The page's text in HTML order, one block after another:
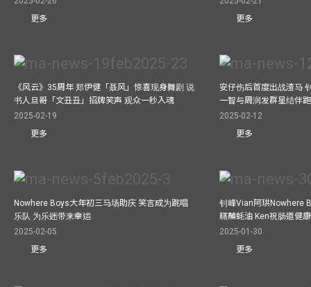
更多
更多
《风云》35周年 郑伊健「聂风」惊喜现身舞剧 说
书人旦哥「文丑丑」招牌笑声 观众一秒入魂
2025-02-19
更多
安仔伤后首度出战渣马
一智与周润发群星结伴
2025-02-12
更多
Nowhere Boys大年初三马场助庆 笑言成为跳唱
乐队 为乐迷带来幸运
2025-02-05
更多
钊峰Vian阿珙Nowhere
糕蘸蚝油 Ken祝肠道健康
2025-01-30
更多